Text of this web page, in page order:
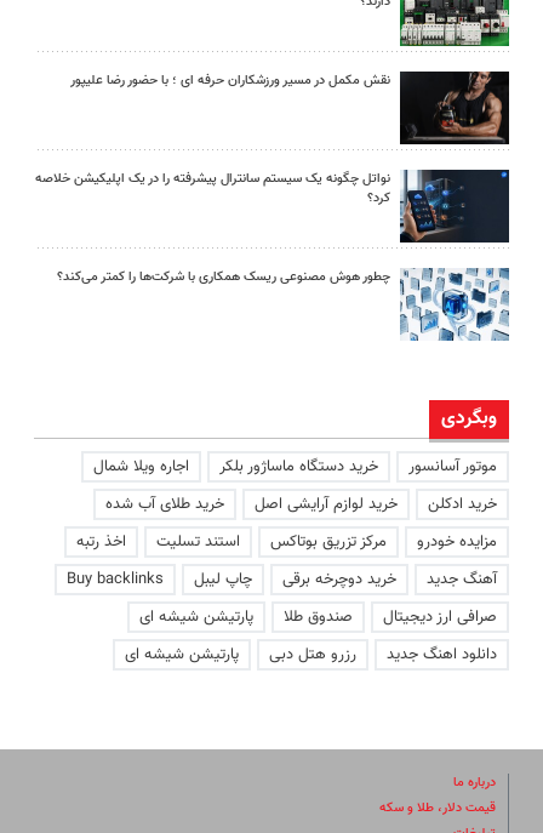
نقش مکمل در مسیر ورزشکاران حرفه ای ؛ با حضور رضا علیپور
نواتل چگونه یک سیستم سانترال پیشرفته را در یک اپلیکیشن خلاصه
کرد؟
چطور هوش مصنوعی ریسک همکاری با شرکت‌ها را کمتر می‌کند؟
وبگردی
موتور آسانسور خرید دستگاه ماساژور بلکر
اجاره ویلا شمال
خرید ادکلن
خرید لوازم آرایشی اصل
خرید طلای آب شده
مزایده خودرو
مرکز تزریق بوتاکس استند تسلیت
اخذ رتبه
آهنگ جدید
خرید دوچرخه برقی چاپ لیبل
Buy backlinks
صرافی ارز دیجیتال
صندوق طلا
پارتیشن شیشه ای
دانلود اهنگ جدید
رزرو هتل دبی پارتیشن شیشه ای
درباره ما
قیمت دلار، طلا و سکه